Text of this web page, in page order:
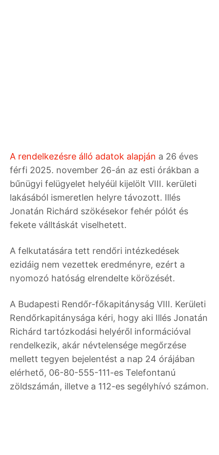
A rendelkezésre álló adatok alapján a 26 éves
férfi 2025. november 26-án az esti órákban a
bűnügyi felügyelet helyéül kijelölt VIII. kerületi
lakásából ismeretlen helyre távozott. Illés
Jonatán Richárd szökésekor fehér pólót és
fekete válltáskát viselhetett.
A felkutatására tett rendőri intézkedések
ezidáig nem vezettek eredményre, ezért a
nyomozó hatóság elrendelte körözését.
A Budapesti Rendőr-főkapitányság VIII. Kerületi
Rendőrkapitánysága kéri, hogy aki Illés Jonatán
Richárd tartózkodási helyéről információval
rendelkezik, akár névtelensége megőrzése
mellett tegyen bejelentést a nap 24 órájában
elérhető, 06-80-555-111-es Telefontanú
zöldszámán, illetve a 112-es segélyhívó számon.